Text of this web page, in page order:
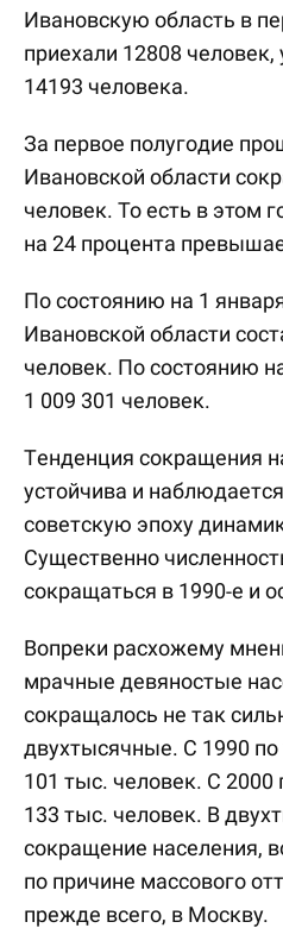
Ивановскую область в
приехали 12808 человек,
14193 человека.
За первое полугодие
Ивановской области
человек. То есть в этом
на 24 процента
По состоянию на 1
Ивановской области
человек. По состоянию
1 009 301 человек.
Тенденция сокращения
устойчива и
советскую эпоху
Существенно
сокращаться в 1990-е и
Вопреки расхожему
мрачные девяностые
сокращалось не так
двухтысячные. С 1990
101 тыс. человек. С
133 тыс. человек. В
сокращение населения,
по причине массового
прежде всего, в Москву.